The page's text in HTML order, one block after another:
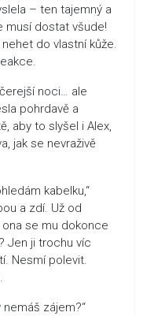
– ten tajemný a
musí dostat všude!
do vlastní kůže.
noci… ale
pohrdavě a
aby to slyšel i Alex,
jak se nevraživě
kabelku,“
a zdí. Už od
se mu dokonce
Jen ji trochu víc
Nesmí polevit.
nemáš zájem?“